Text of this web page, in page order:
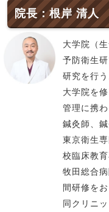
院長：根岸 清人
大学院（
予防衛生
研究を行う
大学院を
管理に携
鍼灸師、
東京衛生
校臨床教
牧田総合
間研修をお
同クリニ